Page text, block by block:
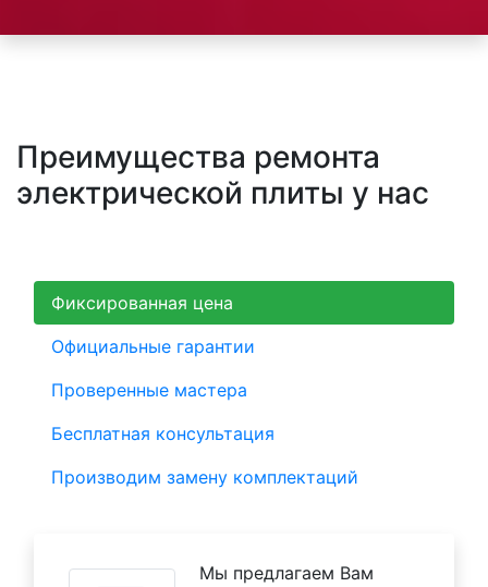
Преимущества ремонта
электрической плиты у нас
Фиксированная цена
Официальные гарантии
Проверенные мастера
Бесплатная консультация
Производим замену комплектаций
Мы предлагаем Вам